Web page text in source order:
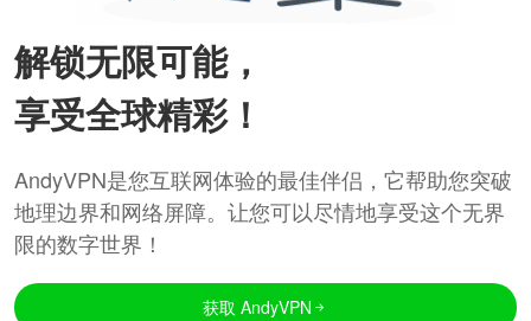
解锁无限可能，
享受全球精彩！
AndyVPN是您互联网体验的最佳伴侣，它帮助您突破
地理边界和网络屏障。让您可以尽情地享受这个无界
限的数字世界！
获取 AndyVPN